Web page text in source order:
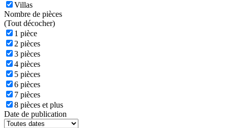
Villas
Nombre de pièces
(Tout décocher)
1 pièce
2 pièces
3 pièces
4 pièces
5 pièces
6 pièces
7 pièces
8 pièces et plus
Date de publication